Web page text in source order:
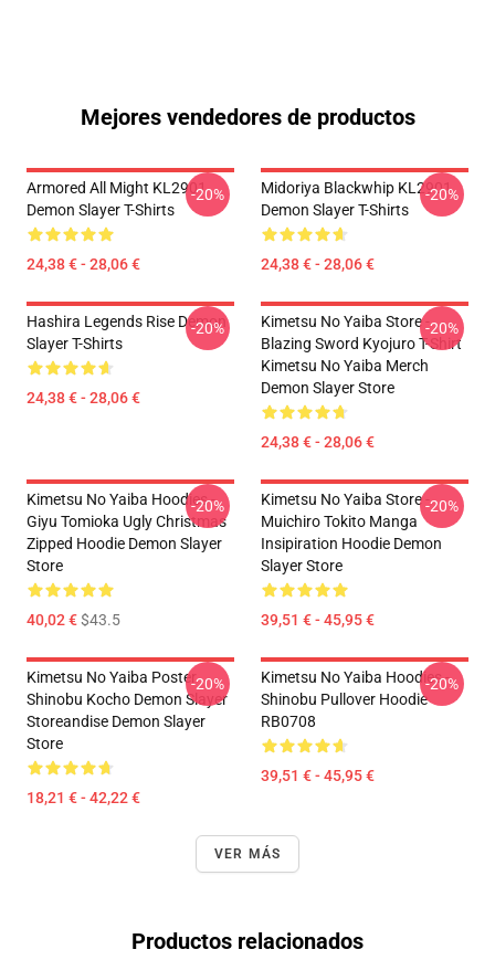
Mejores vendedores de productos
Armored All Might KL2901
Demon Slayer T-Shirts
24,38 € - 28,06 €
-20%
Midoriya Blackwhip KL2901
Demon Slayer T-Shirts
24,38 € - 28,06 €
-20%
Hashira Legends Rise Demon
Slayer T-Shirts
24,38 € - 28,06 €
-20%
Kimetsu No Yaiba Store -
Blazing Sword Kyojuro T-Shirt
Kimetsu No Yaiba Merch
Demon Slayer Store
24,38 € - 28,06 €
-20%
Kimetsu No Yaiba Hoodies -
Giyu Tomioka Ugly Christmas
Zipped Hoodie Demon Slayer
Store
40,02 €$43.5
-20%
Kimetsu No Yaiba Store -
Muichiro Tokito Manga
Insipiration Hoodie Demon
Slayer Store
39,51 € - 45,95 €
-20%
Kimetsu No Yaiba Poster
Shinobu Kocho Demon Slayer
Storeandise Demon Slayer
Store
18,21 € - 42,22 €
-20%
Kimetsu No Yaiba Hoodies -
Shinobu Pullover Hoodie
RB0708
39,51 € - 45,95 €
-20%
VER MÁS
Productos relacionados